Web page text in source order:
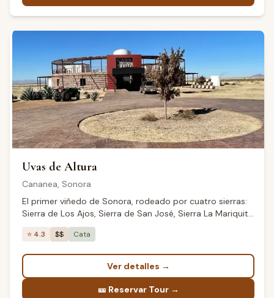
Uvas de Altura
Cananea, Sonora
El primer viñedo de Sonora, rodeado por cuatro sierras:
Sierra de Los Ajos, Sierra de San José, Sierra La Mariquita
y Sierra Vista — inspiración del nombre de su vino
insignia Cuatro Sierras. Produce vinos de alta altitud con
⭐ 4.3 $$ Cata
Ver detalles →
🎫 Reservar Tour →